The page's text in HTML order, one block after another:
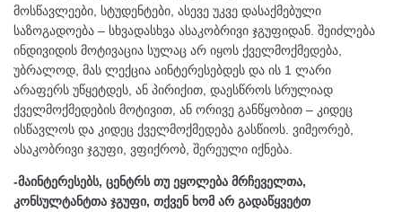
მოსწავლეები, სტუდენტები, ასევე უკვე დასაქმებული
საზოგადოება – სხვადასხვა ასაკობრივი ჯგუფიდან. შეიძლება
ინდივიდის მოტივაცია სულაც არ იყოს ქველმოქმედება,
უბრალოდ, მას ლექცია აინტერესებდეს და ის 1 ლარი
არაფერს უწყეტდეს, ან პირიქით, დაესწროს სრულიად
ქველმოქმედების მოტივით, ან ორივე განწყობით – კიდეც
ისწავლოს და კიდეც ქველმოქმედება გასწიოს. ვიმეორებ,
ასაკობრივი ჯგუფი, ვფიქრობ, შერეული იქნება.
-მაინტერესებს, ცენტრს თუ ეყოლება მრჩეველთა,
კონსულტანტთა ჯგუფი, თქვენ ხომ არ გადაწყვეტთ